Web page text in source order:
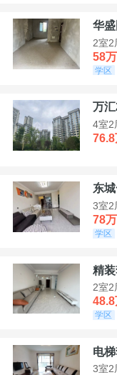
华
2室2
58万
学区
万
4室2
76.8
东
3室2
78万
学区
精
2室2
48.8
学区
电
3室2